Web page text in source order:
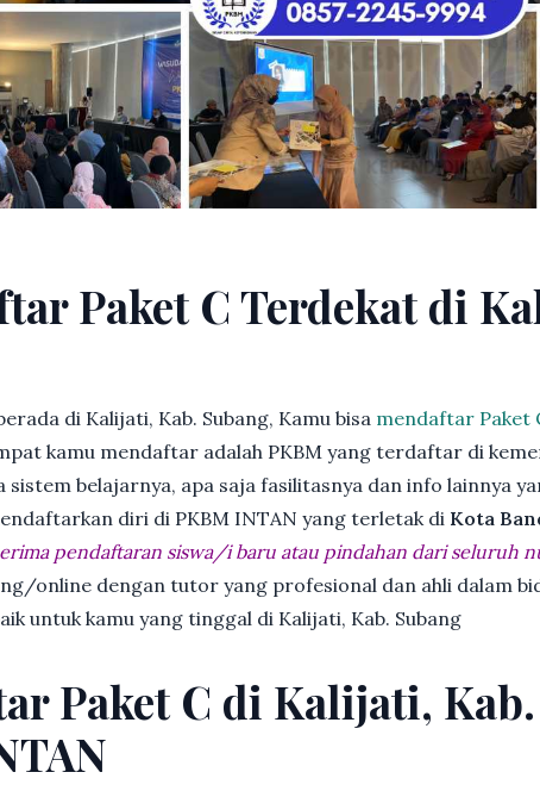
Paket C Terdekat di
di Kalijati, Kab. Subang, Kamu bisa mendaftar Paket
kamu mendaftar adalah PKBM yang terdaftar di
sistem belajarnya, apa saja fasilitasnya dan info lainnya
diri di PKBM INTAN yang terletak di Kota
pendaftaran siswa/i baru atau pindahan dari seluruh
online dengan tutor yang profesional dan ahli dalam
untuk kamu yang tinggal di Kalijati, Kab. Subang
Paket C di Kalijati,